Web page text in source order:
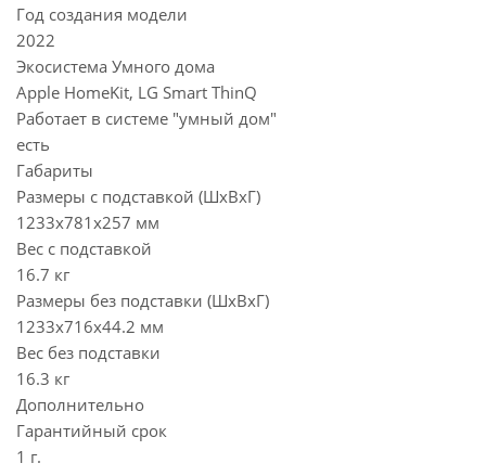
Год создания модели
2022
Экосистема Умного дома
Apple HomeKit, LG Smart ThinQ
Работает в системе "умный дом"
есть
Габариты
Размеры с подставкой (ШxВxГ)
1233x781x257 мм
Вес с подставкой
16.7 кг
Размеры без подставки (ШxВxГ)
1233x716x44.2 мм
Вес без подставки
16.3 кг
Дополнительно
Гарантийный срок
1 г.